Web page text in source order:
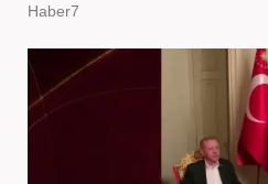
Haber7